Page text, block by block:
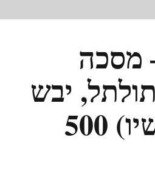
מסכה
יבש
וצבוע (קשיו) 500